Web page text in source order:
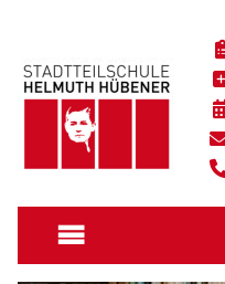
content
Helmuth
Hübener